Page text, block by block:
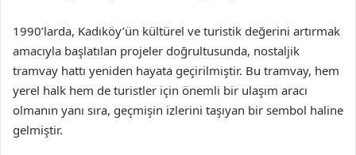
1990’larda, Kadıköy’ün kültürel ve turistik değerini artırmak
amacıyla başlatılan projeler doğrultusunda, nostaljik
tramvay hattı yeniden hayata geçirilmiştir. Bu tramvay, hem
yerel halk hem de turistler için önemli bir ulaşım aracı
olmanın yanı sıra, geçmişin izlerini taşıyan bir sembol haline
gelmiştir.